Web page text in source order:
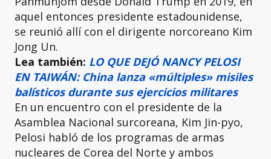
aquel entonces presidente estadounidense,
se reunió allí con el dirigente norcoreano Kim
Jong Un.
Lea también: LO QUE DEJÓ NANCY PELOSI
EN TAIWÁN: China lanza «múltiples» misiles
balísticos durante sus ejercicios militares
En un encuentro con el presidente de la
Asamblea Nacional surcoreana, Kim Jin-pyo,
Pelosi habló de los programas de armas
nucleares de Corea del Norte y ambos